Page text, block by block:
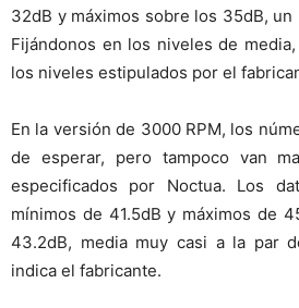
32dB y máximos sobre los 35dB,
Fijándonos en los niveles de
los niveles estipulados por el
En la versión de 3000 RPM, los
de esperar, pero tampoco van
especificados por Noctua. Los
mínimos de 41.5dB y máximos de
43.2dB, media muy casi a la par
indica el fabricante.